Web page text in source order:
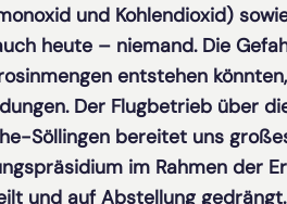
und Kohlendioxid)
heute – niemand. Die
entstehen
Der Flugbetrieb über
Söllingen bereitet uns
im Rahmen der
und auf Abstellung